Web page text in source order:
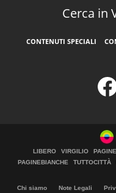
Cerca in
CONTENUTI SPECIALI
LIBERO VIRGILIO
PAGINEBIANCHE
TUTTOCITTÀ
Chi siamo Note Legali